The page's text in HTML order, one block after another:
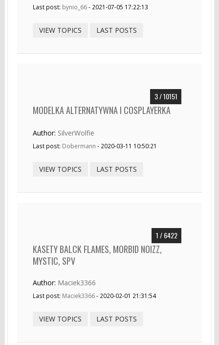
Last post: bynio_66- 2021-07-05 17:22:13
VIEW TOPICS LAST POSTS
3 / 10151
MODELKA ALTERNATYWNA I COSPLAYERKA
Author: SilverWolfie
Last post: Dobermann - 2020-03-11 10:50:21
VIEW TOPICS LAST POSTS
1 / 6422
KASETY BALCK FLAMES, MORBID NOIZZ,
MYSTIC, SPV
Author: Maciek3366
Last post: Maciek3366- 2020-02-01 21:31:54
VIEW TOPICS LAST POSTS